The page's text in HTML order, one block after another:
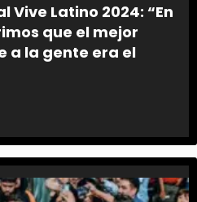
Vive Latino 2024: “En
que el mejor
a la gente era el